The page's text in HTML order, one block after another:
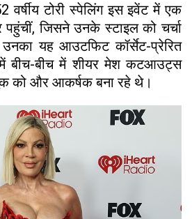
टोरी स्पेलिंग इस इवेंट में एक
जिसने उनके स्टाइल को चर्चा
उनका यह आउटफिट कॉर्सेट-प्रेरित
बीच-बीच में शीयर मेश कटआउट्स
को और आकर्षक बना रहे थे।